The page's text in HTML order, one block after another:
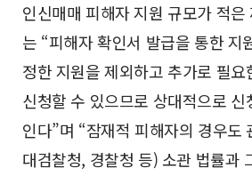
인신매매 피해자 지원 규모가 적
는 “피해자 확인서 발급을 통한 지
정한 지원을 제외하고 추가로 필
신청할 수 있으므로 상대적으로
인다”며 “잠재적 피해자의 경우도
대검찰청, 경찰청 등) 소관 법률과